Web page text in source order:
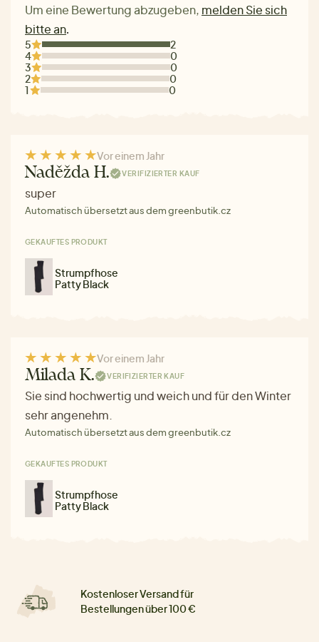
Um eine Bewertung abzugeben, melden Sie sich
bitte an.
5
2
4
0
3
0
2
0
1
0
Vor einem Jahr
Naděžda H. VERIFIZIERTER KAUF
super
Automatisch übersetzt aus dem greenbutik.cz
GEKAUFTES PRODUKT
Strumpfhose
Patty Black
Vor einem Jahr
Milada K. VERIFIZIERTER KAUF
Sie sind hochwertig und weich und für den Winter
sehr angenehm.
Automatisch übersetzt aus dem greenbutik.cz
GEKAUFTES PRODUKT
Strumpfhose
Patty Black
Kostenloser Versand für
Bestellungen über 100 €